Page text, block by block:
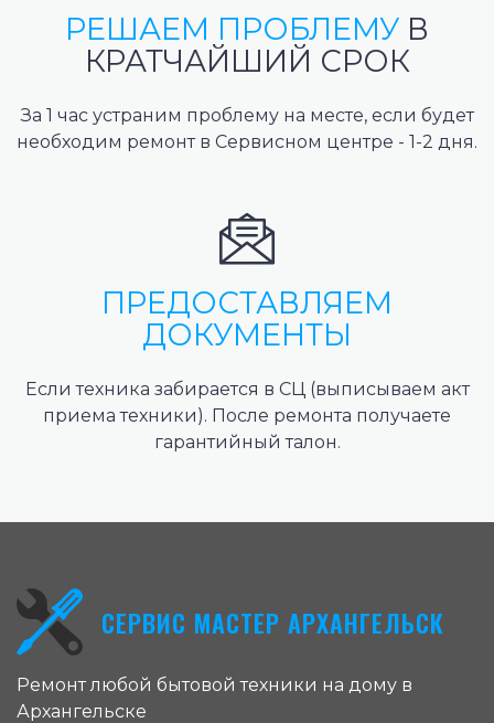
РЕШАЕМ ПРОБЛЕМУ В
КРАТЧАЙШИЙ СРОК
За 1 час устраним проблему на месте, если будет
необходим ремонт в Сервисном центре - 1-2 дня.
ПРЕДОСТАВЛЯЕМ
ДОКУМЕНТЫ
Если техника забирается в СЦ (выписываем акт
приема техники). После ремонта получаете
гарантийный талон.
СЕРВИС МАСТЕР АРХАНГЕЛЬСК
Ремонт любой бытовой техники на дому в
Архангельске